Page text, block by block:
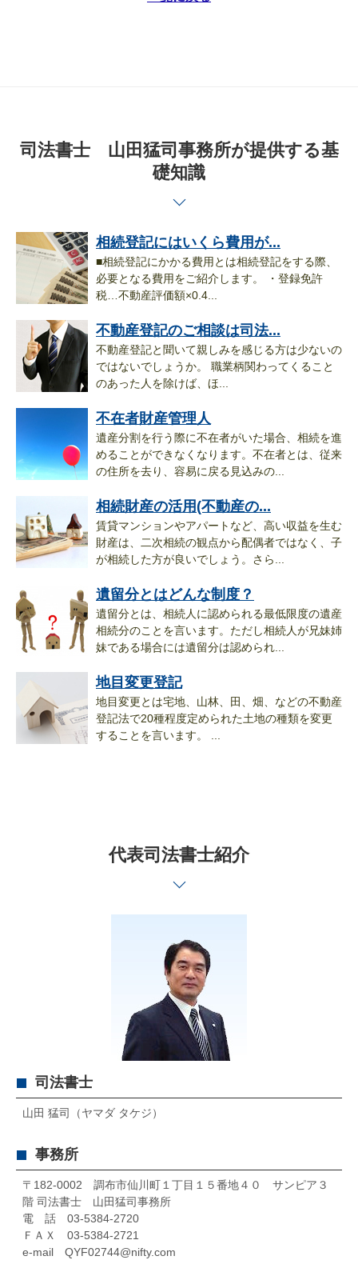
司法書士 山田猛司事務所が提供する基
礎知識
相続登記にはいくら費用が...
■相続登記にかかる費用とは相続登記をする際、
必要となる費用をご紹介します。 ・登録免許
税…不動産評価額×0.4...
不動産登記のご相談は司法...
不動産登記と聞いて親しみを感じる方は少ないの
ではないでしょうか。 職業柄関わってくること
のあった人を除けば、ほ...
不在者財産管理人
遺産分割を行う際に不在者がいた場合、相続を進
めることができなくなります。不在者とは、従来
の住所を去り、容易に戻る見込みの...
相続財産の活用(不動産の...
賃貸マンションやアパートなど、高い収益を生む
財産は、二次相続の観点から配偶者ではなく、子
が相続した方が良いでしょう。さら...
遺留分とはどんな制度？
遺留分とは、相続人に認められる最低限度の遺産
相続分のことを言います。ただし相続人が兄妹姉
妹である場合には遺留分は認められ...
地目変更登記
地目変更とは宅地、山林、田、畑、などの不動産
登記法で20種程度定められた土地の種類を変更
することを言います。 ...
代表司法書士紹介
司法書士
山田 猛司（ヤマダ タケジ）
事務所
〒182-0002 調布市仙川町１丁目１５番地４０ サンピア３
階 司法書士 山田猛司事務所
電 話 03-5384-2720
ＦＡＸ 03-5384-2721
e-mail QYF02744@nifty.com